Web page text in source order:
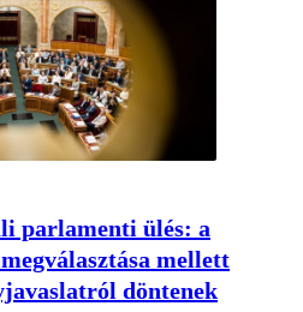
parlamenti ülés: a
mellett
döntenek